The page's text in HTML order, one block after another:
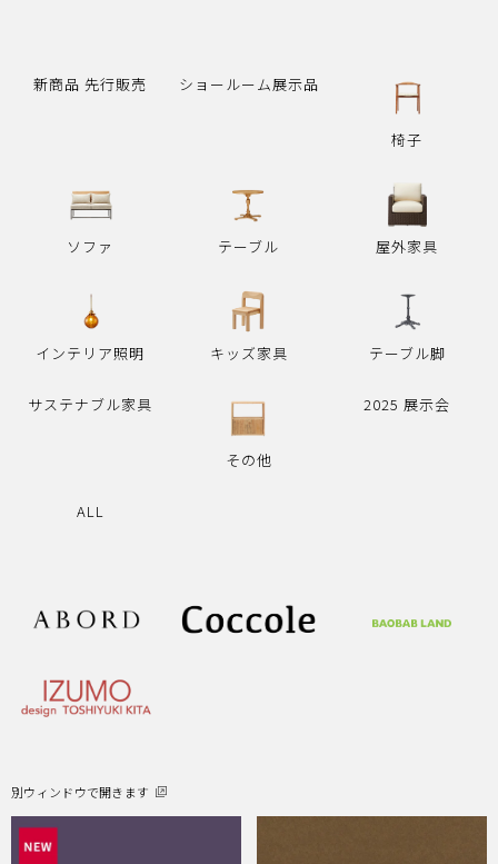
新商品 先行販売 ショールーム展示品
椅子
ソファ テーブル 屋外家具
インテリア照明 キッズ家具 テーブル脚
サステナブル家具
その他
2025 展示会
ALL
別ウィンドウで開きます